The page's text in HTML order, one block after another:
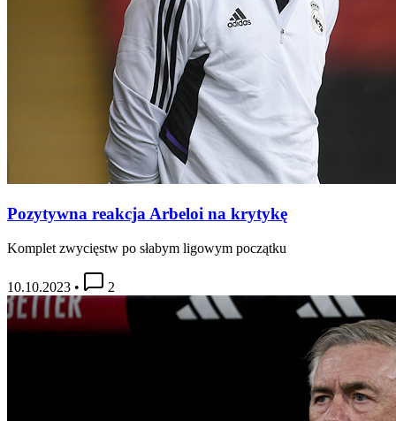
Pozytywna reakcja Arbeloi na krytykę
Komplet zwycięstw po słabym ligowym początku
10.10.2023 • 2